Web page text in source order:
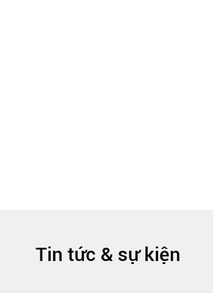
Tin tức & sự kiện